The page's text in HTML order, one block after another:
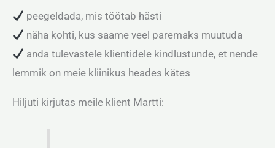
peegeldada, mis töötab hästi
näha kohti, kus saame veel paremaks muutuda
anda tulevastele klientidele kindlustunde, et nende
lemmik on meie kliinikus heades kätes
Hiljuti kirjutas meile klient Martti: